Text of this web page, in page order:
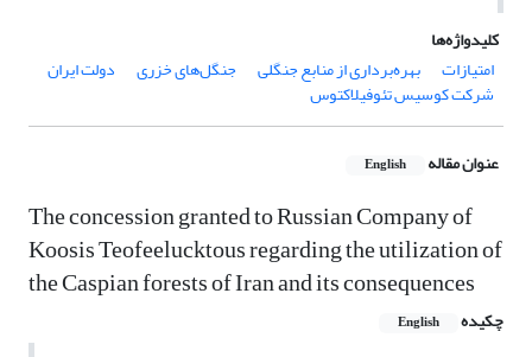
کلیدواژه‌ها
امتیازات
بهره‌برداری از منابع جنگلی جنگل‌های خزری دولت ایران
شرکت کوسیس تئوفیلاکتوس
عنوان مقاله English
The concession granted to Russian Company of
Koosis Teofeelucktous regarding the utilization of
the Caspian forests of Iran and its consequences
چکیده English